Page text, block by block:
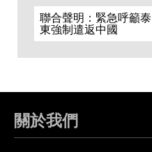
聯合聲明：緊急呼籲
東強制遣返中國
關於我們